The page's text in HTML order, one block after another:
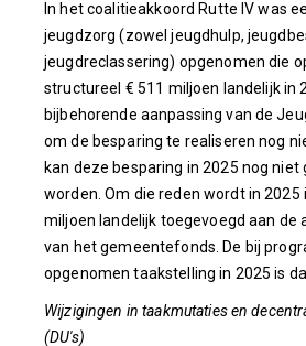
In het coalitieakkoord Rutte IV was
jeugdzorg (zowel jeugdhulp,
jeugdreclassering) opgenomen die
structureel € 511 miljoen landelijk in
bijbehorende aanpassing van de
om de besparing te realiseren nog
kan deze besparing in 2025 nog niet
worden. Om die reden wordt in 2025
miljoen landelijk toegevoegd aan de
van het gemeentefonds. De bij
opgenomen taakstelling in 2025 is
Wijzigingen in taakmutaties en
(DU's)